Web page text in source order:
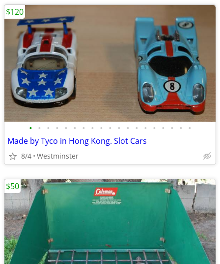
• • • • • • • • • • • • • • • • • • •
Made by Tyco in Hong Kong. Slot Cars
8/4 Westminster
$120
$50